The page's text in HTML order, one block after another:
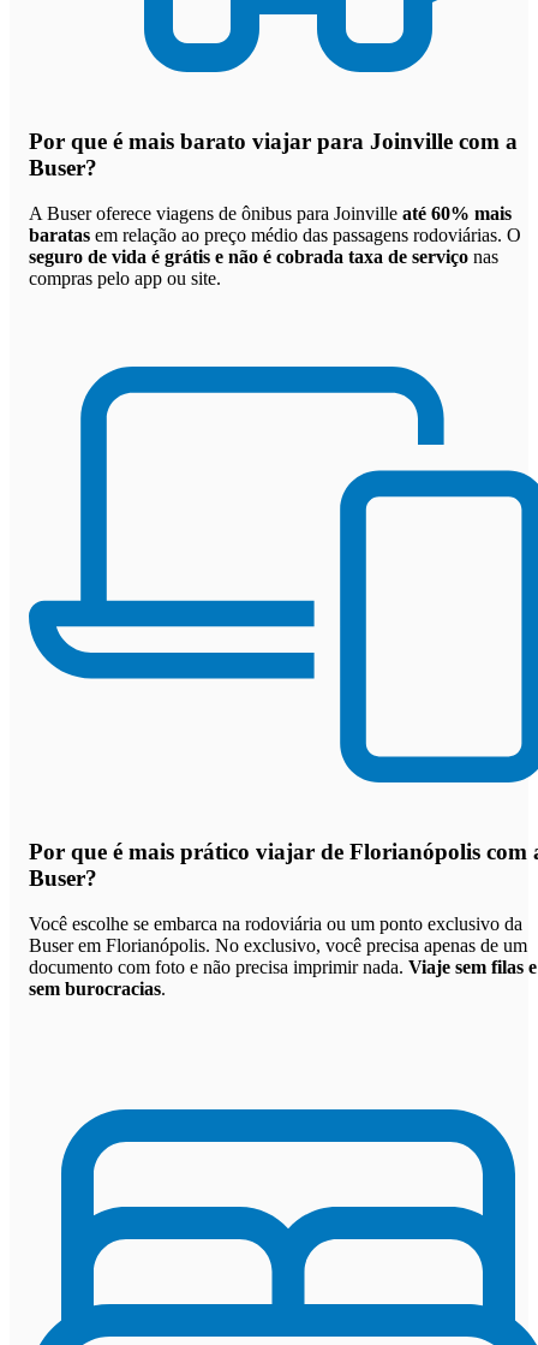
Por que é mais barato viajar para Joinville com a
Buser?
A Buser oferece viagens de ônibus para Joinville até 60% mais
baratas em relação ao preço médio das passagens rodoviárias. O
seguro de vida é grátis e não é cobrada taxa de serviço nas
compras pelo app ou site.
Por que é mais prático viajar de Florianópolis com
Buser?
Você escolhe se embarca na rodoviária ou um ponto exclusivo da
Buser em Florianópolis. No exclusivo, você precisa apenas de um
documento com foto e não precisa imprimir nada. Viaje sem filas e
sem burocracias.